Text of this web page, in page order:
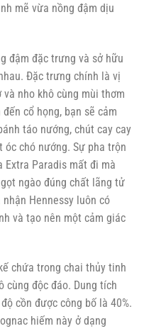
mẽ vừa nồng đậm dịu
đậm đặc trưng và sở hữu
Đặc trưng chính là vị
nho khô cùng mùi thơm
cổ họng, bạn sẽ cảm
táo nướng, chút cay cay
chó nướng. Sự pha trộn
Extra Paradis mất đi mà
ngào đúng chất lãng tử
Hennessy luôn có
và tạo nên một cảm giác
chứa trong chai thủy tinh
cùng độc đáo. Dung tích
cồn được công bố là 40%.
hiếm này ở dạng